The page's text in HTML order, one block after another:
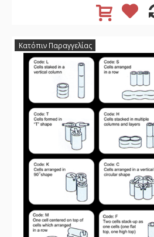
Κατόπιν Παραγγελίας